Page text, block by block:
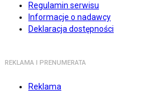
Regulamin serwisu
Informacje o nadawcy
Deklaracja dostępności
REKLAMA I PRENUMERATA
Reklama